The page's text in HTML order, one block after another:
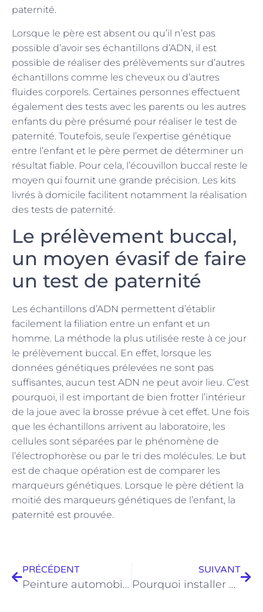
paternité.
Lorsque le père est absent ou qu’il n’est pas
possible d’avoir ses échantillons d’ADN, il est
possible de réaliser des prélèvements sur d’autres
échantillons comme les cheveux ou d’autres
fluides corporels. Certaines personnes effectuent
également des tests avec les parents ou les autres
enfants du père présumé pour réaliser le test de
paternité. Toutefois, seule l’expertise génétique
entre l’enfant et le père permet de déterminer un
résultat fiable. Pour cela, l’écouvillon buccal reste le
moyen qui fournit une grande précision. Les kits
livrés à domicile facilitent notamment la réalisation
des tests de paternité.
Le prélèvement buccal,
un moyen évasif de faire
un test de paternité
Les échantillons d’ADN permettent d’établir
facilement la filiation entre un enfant et un
homme. La méthode la plus utilisée reste à ce jour
le prélèvement buccal. En effet, lorsque les
données génétiques prélevées ne sont pas
suffisantes, aucun test ADN ne peut avoir lieu. C’est
pourquoi, il est important de bien frotter l’intérieur
de la joue avec la brosse prévue à cet effet. Une fois
que les échantillons arrivent au laboratoire, les
cellules sont séparées par le phénomène de
l’électrophorèse ou par le tri des molécules. Le but
est de chaque opération est de comparer les
marqueurs génétiques. Lorsque le père détient la
moitié des marqueurs génétiques de l’enfant, la
paternité est prouvée.
PRÉCÉDENT
Peinture automobile constructeur : comment trouver ce qu’il vous faut ?
SUIVANT
Pourquoi installer des stores enrouleurs dans la maison ?